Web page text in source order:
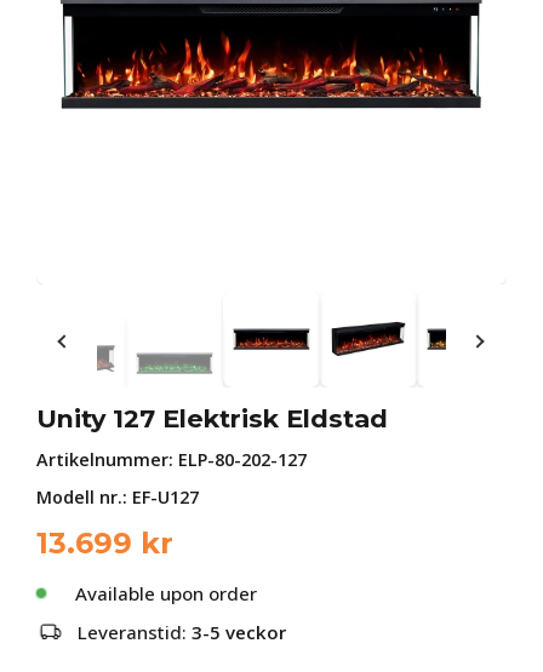
Unity 127 Elektrisk Eldstad
Artikelnummer: ELP-80-202-127
Modell nr.: EF-U127
13.699 kr
Available upon order
Leveranstid: 3-5 veckor